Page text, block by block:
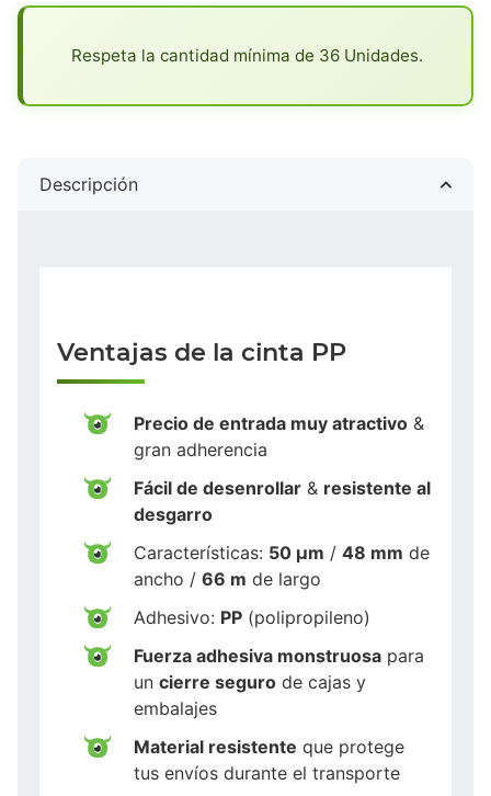
Respeta la cantidad mínima de 36 Unidades.
Descripción
Ventajas de la cinta PP
Precio de entrada muy atractivo &
gran adherencia
Fácil de desenrollar & resistente al
desgarro
Características: 50 µm / 48 mm de
ancho / 66 m de largo
Adhesivo: PP (polipropileno)
Fuerza adhesiva monstruosa para
un cierre seguro de cajas y
embalajes
Material resistente que protege
tus envíos durante el transporte